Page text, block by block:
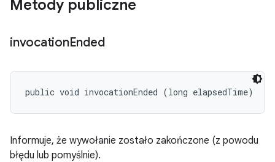
Metody publiczne
invocationEnded
public void invocationEnded (long elapsedTime)
Informuje, że wywołanie zostało zakończone (z powodu
błędu lub pomyślnie).